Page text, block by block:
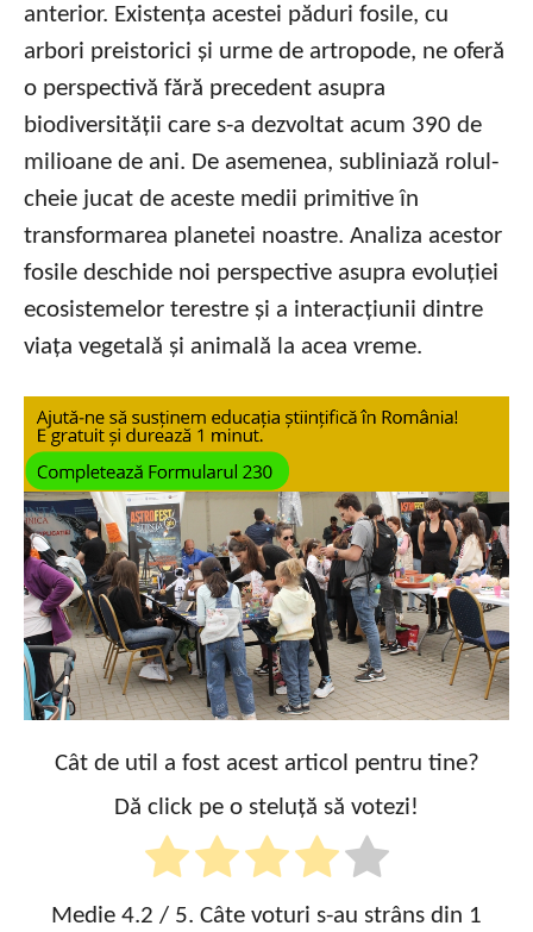
anterior. Existența acestei păduri fosile, cu
arbori preistorici și urme de artropode, ne oferă
o perspectivă fără precedent asupra
biodiversității care s-a dezvoltat acum 390 de
milioane de ani. De asemenea, subliniază rolul-
cheie jucat de aceste medii primitive în
transformarea planetei noastre. Analiza acestor
fosile deschide noi perspective asupra evoluției
ecosistemelor terestre și a interacțiunii dintre
viața vegetală și animală la acea vreme.
Cât de util a fost acest articol pentru tine?
Dă click pe o steluță să votezi!
Medie 4.2 / 5. Câte voturi s-au strâns din 1